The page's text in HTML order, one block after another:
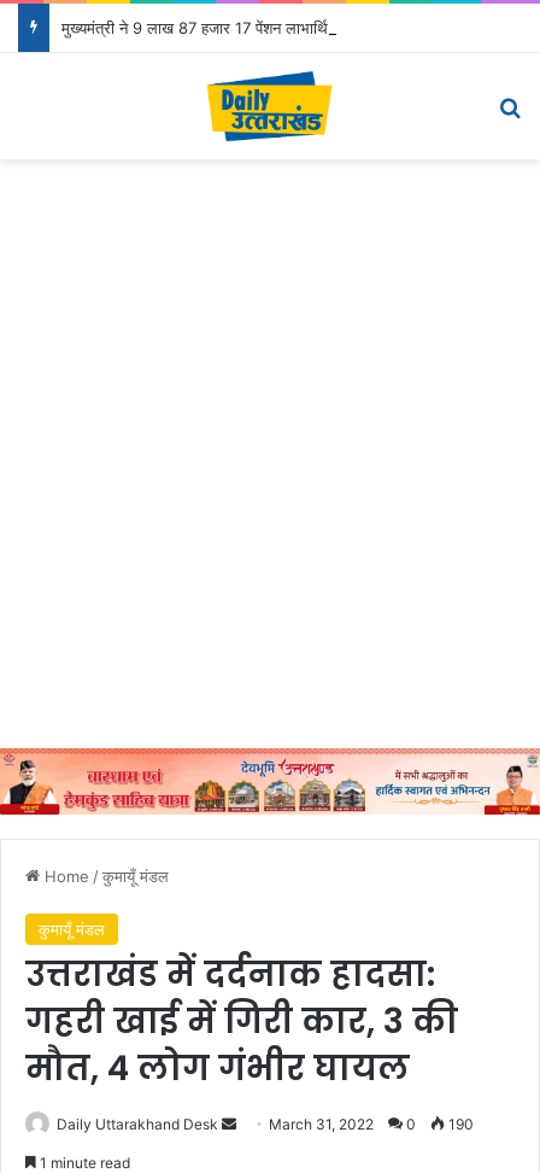
Home /कुमायूँ मंडल
कुमायूँ मंडल
उत्तराखंड में दर्दनाक हादसा:
गहरी खाई में गिरी कार, 3 की
मौत, 4 लोग गंभीर घायल
Daily Uttarakhand Desk
Send March 31, 2022 0 190
1 minute read